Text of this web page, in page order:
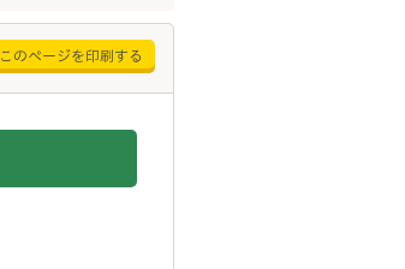
このページを印刷する